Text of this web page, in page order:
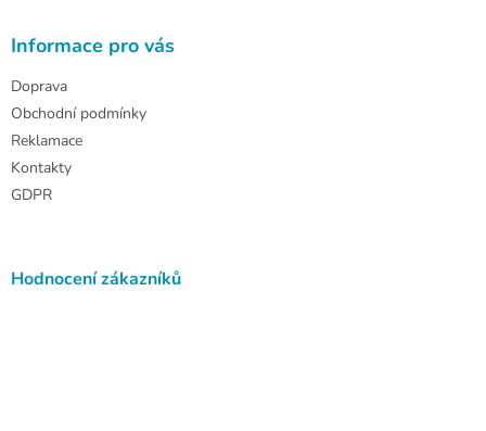
Informace pro vás
Doprava
Obchodní podmínky
Reklamace
Kontakty
GDPR
Hodnocení zákazníků